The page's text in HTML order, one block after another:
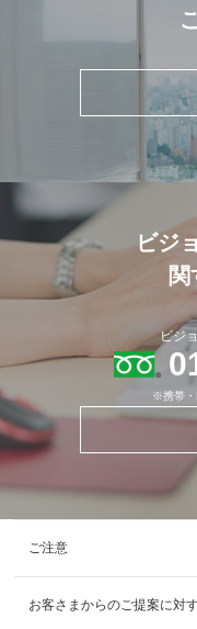
ビジ
ビジ
※携帯・
ご注意
お客さまからのご提案に対